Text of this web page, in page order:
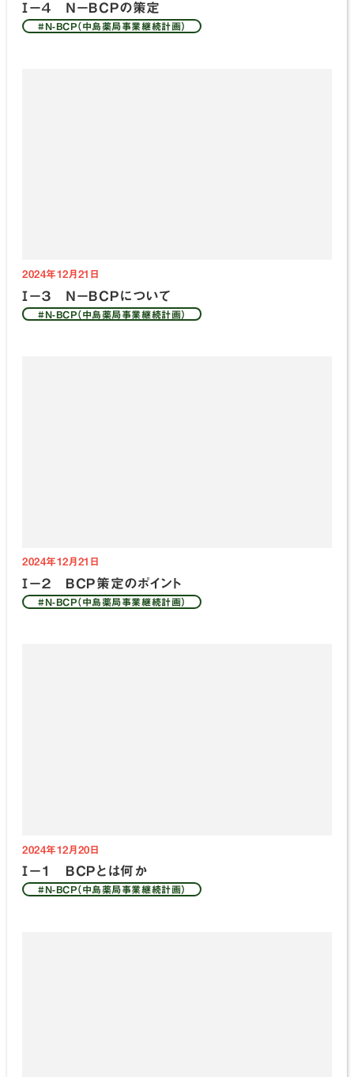
Ⅰ－４ Ｎ－ＢＣＰの策定
#N-BCP（中島薬局事業継続計画）
2024年12月21日
Ⅰ－３ Ｎ－ＢＣＰについて
#N-BCP（中島薬局事業継続計画）
2024年12月21日
Ⅰ－２ ＢＣＰ策定のポイント
#N-BCP（中島薬局事業継続計画）
2024年12月20日
Ⅰ－１ ＢＣＰとは何か
#N-BCP（中島薬局事業継続計画）